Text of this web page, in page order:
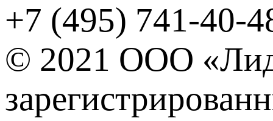
+7 (495) 741-40-
© 2021 ООО